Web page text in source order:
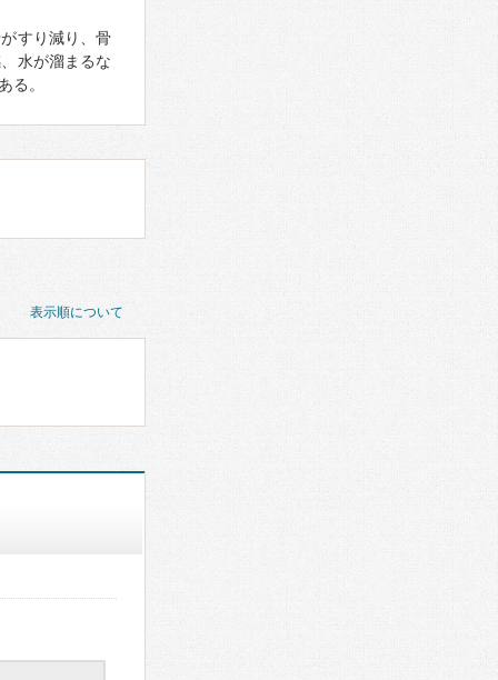
すり減り、骨
水が溜まるな
る。
表示順について